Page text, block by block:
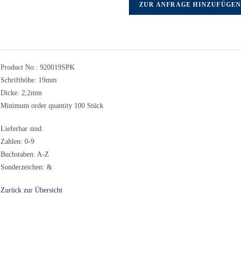
ZUR ANFRAGE HINZUFÜGEN
Product No.: 920019SPK
Schrifthöhe: 19mm
Dicke: 2,2mm
Minimum order quantity 100 Stück
Lieferbar sind:
Zahlen: 0-9
Buchstaben: A-Z
Sonderzeichen: &
Zurück zur Übersicht